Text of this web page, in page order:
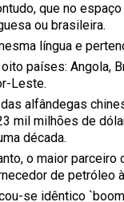
que no
ou brasileira.
língua e
países: Angola,
Leste.
alfândegas
mil milhões de
década.
o maior
de petróleo
se idêntico